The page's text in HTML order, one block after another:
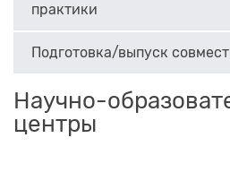
практики
Подготовка/выпуск
Научно-
центры